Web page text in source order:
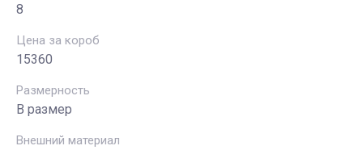
8
Цена за короб
15360
Размерность
В размер
Внешний материал